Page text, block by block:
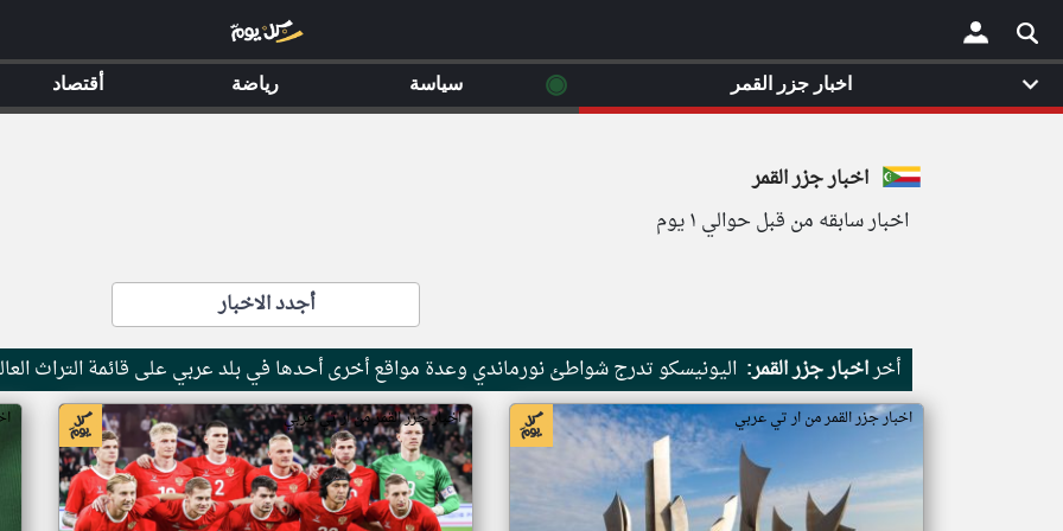
×
اخبار جزر القمر
اخبار سابقه من قبل حوالي ١ يوم
أجدد الاخبار
أخراخبار جزر القمر: اليونيسكو تدرج شواطئ نورماندي وعدة مواقع أخرى أحدها في بلد عربي على قائمة التراث
اخبار جزر القمر من ار تي عربي اخبار جزر القمر من ار تي عربي
اخبار جزر القمر ◉ سياسة رياضة أقتصاد